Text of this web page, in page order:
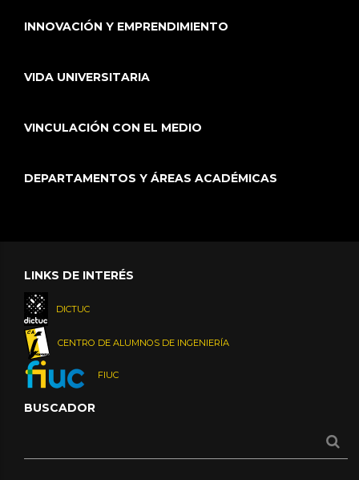
INNOVACIÓN Y EMPRENDIMIENTO
VIDA UNIVERSITARIA
VINCULACIÓN CON EL MEDIO
DEPARTAMENTOS Y ÁREAS ACADÉMICAS
LINKS DE INTERÉS
DICTUC
CENTRO DE ALUMNOS DE INGENIERÍA
FIUC
BUSCADOR